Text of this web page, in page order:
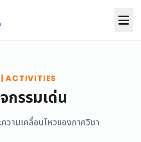
| ACTIVITIES
กรรมเด่น
วามเคลื่อนไหวของภาควิชา